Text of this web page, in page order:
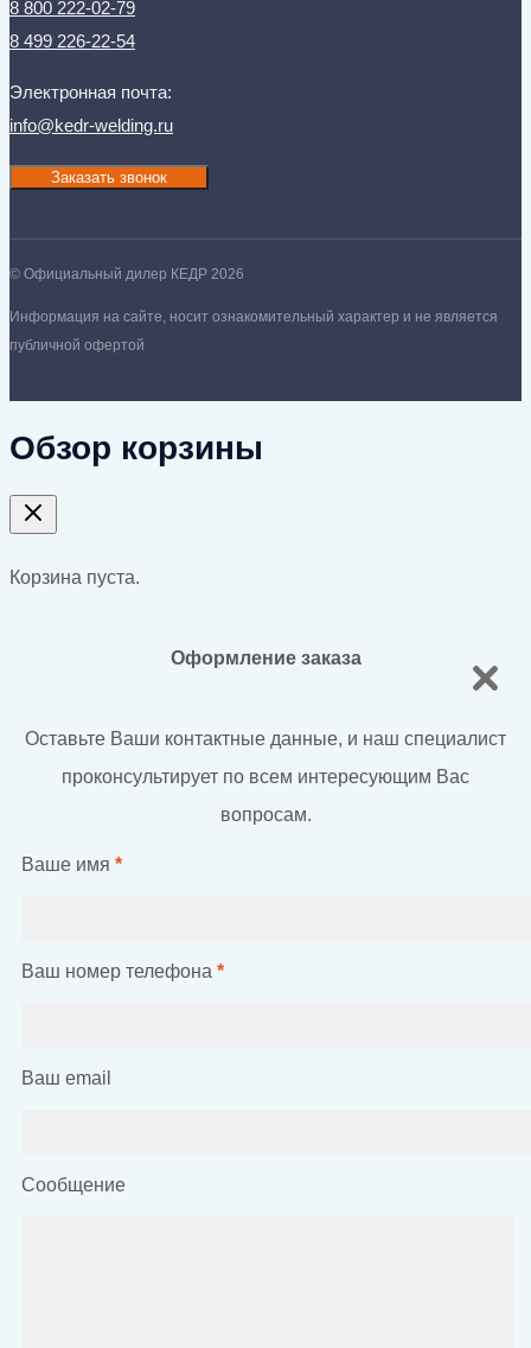
8 800 222-02-79
8 499 226-22-54
Электронная почта:
info@kedr-welding.ru
Заказать звонок
© Официальный дилер КЕДР 2026
Информация на сайте, носит ознакомительный характер и не является
публичной офертой
Обзор корзины
Корзина пуста.
Оформление заказа
Оставьте Ваши контактные данные, и наш специалист
проконсультирует по всем интересующим Вас
вопросам.
Ваше имя *
Ваш номер телефона *
Ваш email
Сообщение